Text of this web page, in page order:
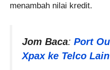
menambah nilai kredit.
Jom Baca: Port
Xpax ke Telco